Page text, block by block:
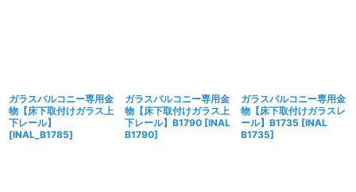
ガラスバルコニー専用金
物【床下取付けガラス上
下レール】
[INAL_B1785]
ガラスバルコニー専用金
物【床下取付けガラス上
下レール】B1790 [INAL
B1790]
ガラスバルコニー専用金
物【床下取付けガラスレ
ール】B1735 [INAL
B1735]